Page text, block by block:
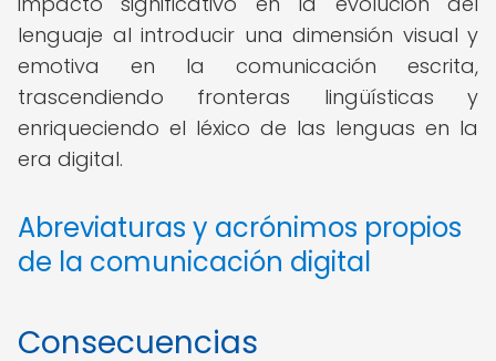
lenguaje al introducir una dimensión visual y
emotiva en la comunicación escrita,
trascendiendo fronteras lingüísticas y
enriqueciendo el léxico de las lenguas en la
era digital.
Abreviaturas y acrónimos propios
de la comunicación digital
Consecuencias